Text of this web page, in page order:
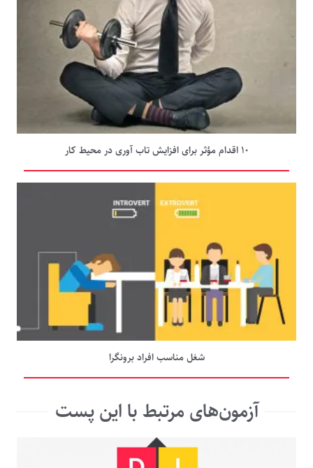
۱۰ اقدام مؤثر برای افزایش تاب آوری در محیط کار
شغل مناسب افراد برونگرا
آزمون‌های مرتبط با این پست